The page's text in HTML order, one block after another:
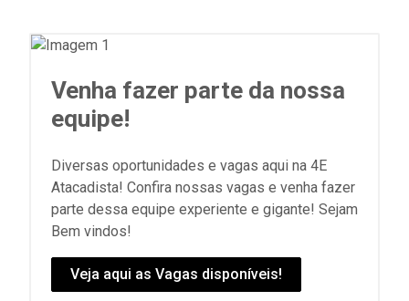
Venha fazer parte da nossa
equipe!
Diversas oportunidades e vagas aqui na 4E
Atacadista! Confira nossas vagas e venha fazer
parte dessa equipe experiente e gigante! Sejam
Bem vindos!
Veja aqui as Vagas disponíveis!